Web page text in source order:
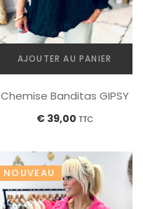
du
produit
AJOUTER AU PANIER
Chemise Banditas GIPSY
€39,00 TTC
NOUVEAU